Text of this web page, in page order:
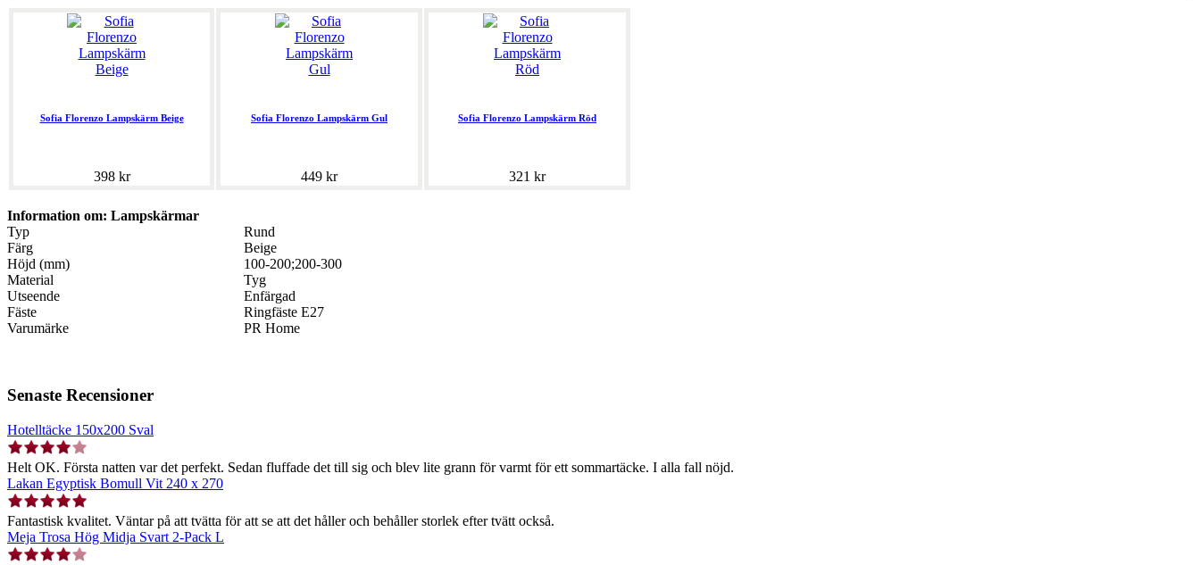
Sofia Florenzo Lampskärm Beige
398 kr
Sofia Florenzo Lampskärm Gul
449 kr
Sofia Florenzo Lampskärm Röd
321 kr
Information om: Lampskärmar
Typ
Rund
Färg
Beige
Höjd (mm)
100-200;200-300
Material
Tyg
Utseende
Enfärgad
Fäste
Ringfäste E27
Varumärke
PR Home
Senaste Recensioner
Hotelltäcke 150x200 Sval
Helt OK. Första natten var det perfekt. Sedan fluffade det till sig och blev lite grann för varmt för ett sommartäcke. I alla fall nöjd.
Lakan Egyptisk Bomull Vit 240 x 270
Fantastisk kvalitet. Väntar på att tvätta för att se att det håller och behåller storlek efter tvätt också.
Meja Trosa Hög Midja Svart 2-Pack L